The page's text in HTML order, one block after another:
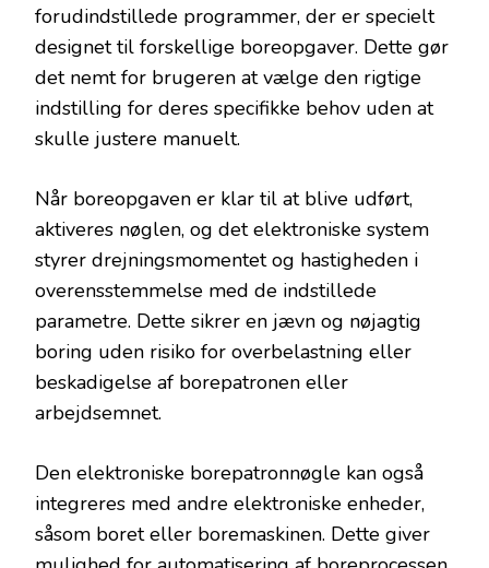
forudindstillede programmer, der er specielt
designet til forskellige boreopgaver. Dette gør
det nemt for brugeren at vælge den rigtige
indstilling for deres specifikke behov uden at
skulle justere manuelt.
Når boreopgaven er klar til at blive udført,
aktiveres nøglen, og det elektroniske system
styrer drejningsmomentet og hastigheden i
overensstemmelse med de indstillede
parametre. Dette sikrer en jævn og nøjagtig
boring uden risiko for overbelastning eller
beskadigelse af borepatronen eller
arbejdsemnet.
Den elektroniske borepatronnøgle kan også
integreres med andre elektroniske enheder,
såsom boret eller boremaskinen. Dette giver